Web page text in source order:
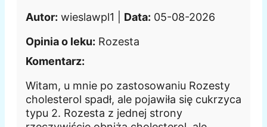
Autor: wieslawpl1 | Data: 05-08-2026
Opinia o leku: Rozesta
Komentarz:
Witam, u mnie po zastosowaniu Rozesty
cholesterol spadł, ale pojawiła się cukrzyca
typu 2. Rozesta z jednej strony